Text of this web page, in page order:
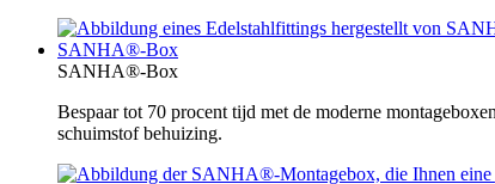
SANHA®-Box
SANHA®-Box
Bespaar tot 70 procent tijd met de moderne
schuimstof behuizing.